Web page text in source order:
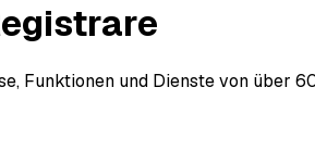
Funktionen und Dienste von über